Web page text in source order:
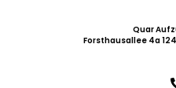
Quar
Forsthausallee 4a